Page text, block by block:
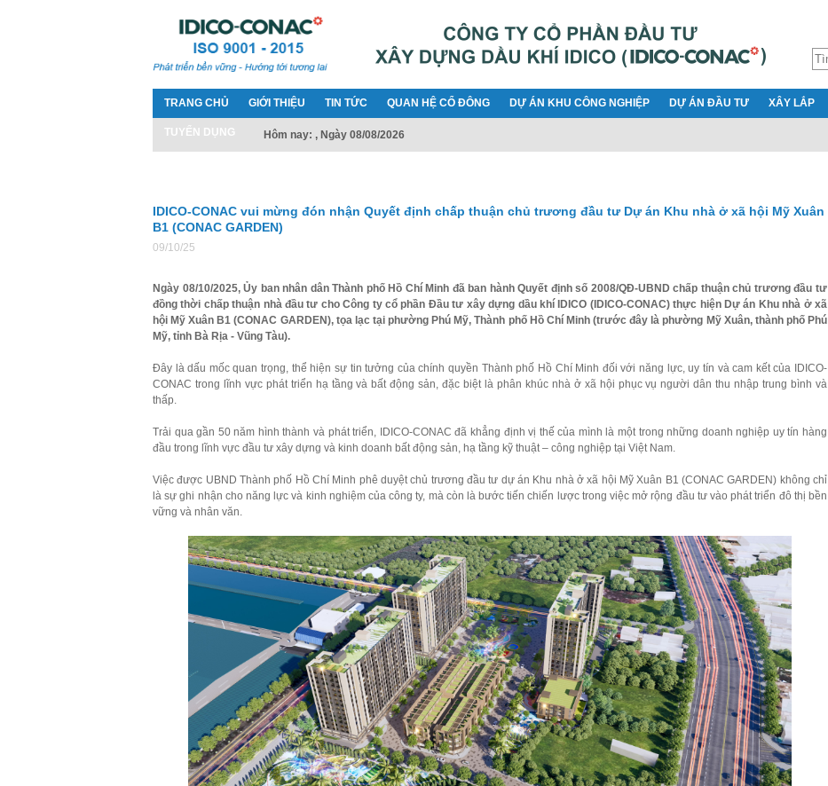
TRANG CHỦ GIỚI THIỆU TIN TỨC QUAN HỆ CỔ ĐÔNG DỰ ÁN KHU CÔNG NGHIỆP DỰ ÁN ĐẦU TƯ XÂY LẮP
TUYỂN DỤNG Hôm nay: , Ngày 08/08/2026
IDICO-CONAC vui mừng đón nhận Quyết định chấp thuận chủ trương đầu tư Dự án Khu nhà ở xã hội Mỹ Xuân
B1 (CONAC GARDEN)
09/10/25
Ngày 08/10/2025, Ủy ban nhân dân Thành phố Hồ Chí Minh đã ban hành Quyết định số 2008/QĐ-UBND chấp thuận chủ trương đầu tư
đồng thời chấp thuận nhà đầu tư cho Công ty cổ phần Đầu tư xây dựng dầu khí IDICO (IDICO-CONAC) thực hiện Dự án Khu nhà ở xã
hội Mỹ Xuân B1 (CONAC GARDEN), tọa lạc tại phường Phú Mỹ, Thành phố Hồ Chí Minh (trước đây là phường Mỹ Xuân, thành phố Phú
Mỹ, tỉnh Bà Rịa - Vũng Tàu).
Đây là dấu mốc quan trọng, thể hiện sự tin tưởng của chính quyền Thành phố Hồ Chí Minh đối với năng lực, uy tín và cam kết của IDICO-
CONAC trong lĩnh vực phát triển hạ tầng và bất động sản, đặc biệt là phân khúc nhà ở xã hội phục vụ người dân thu nhập trung bình và
thấp.
Trải qua gần 50 năm hình thành và phát triển, IDICO-CONAC đã khẳng định vị thế của mình là một trong những doanh nghiệp uy tín hàng
đầu trong lĩnh vực đầu tư xây dựng và kinh doanh bất động sản, hạ tầng kỹ thuật – công nghiệp tại Việt Nam.
Việc được UBND Thành phố Hồ Chí Minh phê duyệt chủ trương đầu tư dự án Khu nhà ở xã hội Mỹ Xuân B1 (CONAC GARDEN) không chỉ
là sự ghi nhận cho năng lực và kinh nghiệm của công ty, mà còn là bước tiến chiến lược trong việc mở rộng đầu tư vào phát triển đô thị bền
vững và nhân văn.